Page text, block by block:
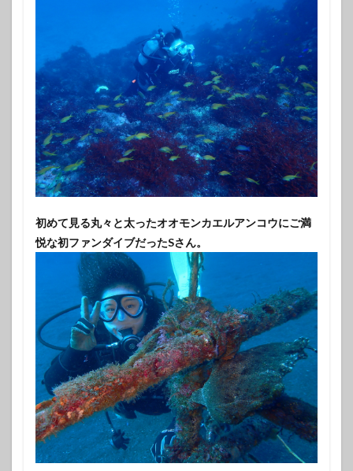
初めて見る丸々と太ったオオモンカエルアンコウにご満
悦な初ファンダイブだったSさん。